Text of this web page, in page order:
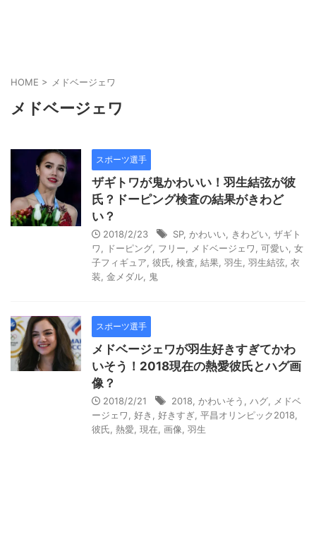
HOME > メドベージェワ
メドベージェワ
スポーツ選手
ザギトワが鬼かわいい！羽生結弦が彼
氏？ドーピング検査の結果がきわど
い？
2018/2/23 SP, かわいい きわどい ザギト
ワ
ドーピング フリー メドベージェワ 可愛い 女
子フィギュア 彼氏 検査 結果 羽生 羽生結弦 衣
装 金メダル 鬼
スポーツ選手
メドベージェワが羽生好きすぎてかわ
いそう！2018現在の熱愛彼氏とハグ画
像？
2018/2/21 2018 かわいそう ハグ
メドベ
ージェワ
好き 好きすぎ 平昌オリンピック2018
彼氏 熱愛 現在 画像 羽生